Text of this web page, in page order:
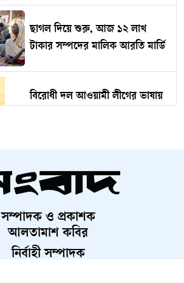
ছাগল দিয়ে শুরু, আজ ১২ লাখ
টাকার সম্পদের মালিক আরতি মার্ডি
বিরোধী দল আওয়ামী লীগের ভাষায়
বিদ্যুতের খুঁটি, আহত ৫
অনলাইন জুয়ার প্রতিবাদ করায়
কলেজশিক্ষককে কুপিয়ে জখম
সম্পাদক ও প্রকাশক
আলতামাশ কবির
নির্বাহী সম্পাদক